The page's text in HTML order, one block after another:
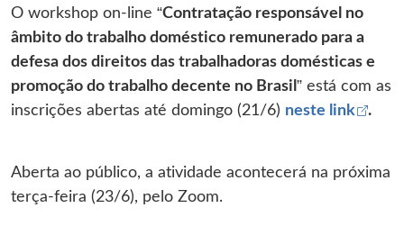
O workshop on-line “Contratação responsável no
âmbito do trabalho doméstico remunerado para a
defesa dos direitos das trabalhadoras domésticas e
promoção do trabalho decente no Brasil” está com as
inscrições abertas até domingo (21/6) neste link .
Aberta ao público, a atividade acontecerá na próxima
terça-feira (23/6), pelo Zoom.